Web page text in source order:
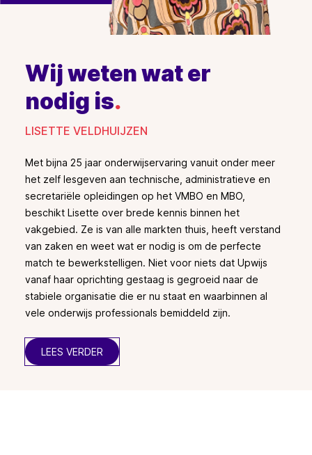
Wij weten wat er
nodig is.
LISETTE VELDHUIJZEN
Met bijna 25 jaar onderwijservaring vanuit onder meer
het zelf lesgeven aan technische, administratieve en
secretariële opleidingen op het VMBO en MBO,
beschikt Lisette over brede kennis binnen het
vakgebied. Ze is van alle markten thuis, heeft verstand
van zaken en weet wat er nodig is om de perfecte
match te bewerkstelligen. Niet voor niets dat Upwijs
vanaf haar oprichting gestaag is gegroeid naar de
stabiele organisatie die er nu staat en waarbinnen al
vele onderwijs professionals bemiddeld zijn.
LEES VERDER